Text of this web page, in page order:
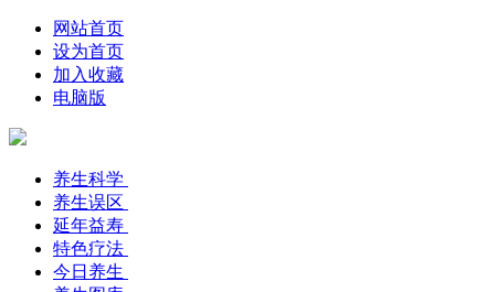
网站首页
设为首页
加入收藏
电脑版
养生科学
养生误区
延年益寿
特色疗法
今日养生